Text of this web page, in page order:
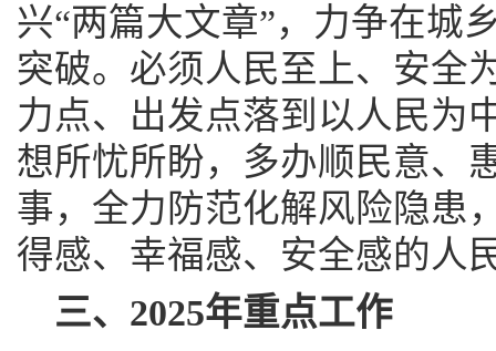
兴“两篇大文章”，力争在城
突破。必须人民至上、安全
力点、出发点落到以人民为
想所忧所盼，多办顺民意、
事，全力防范化解风险隐患
得感、幸福感、安全感的人
三、2025年重点工作